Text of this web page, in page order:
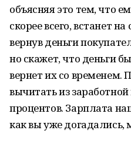
объясняя это тем, что
скорее всего, встанет
вернув деньги
но скажет, что деньги
вернет их со временем.
вычитать из
процентов. Зарплата
как вы уже